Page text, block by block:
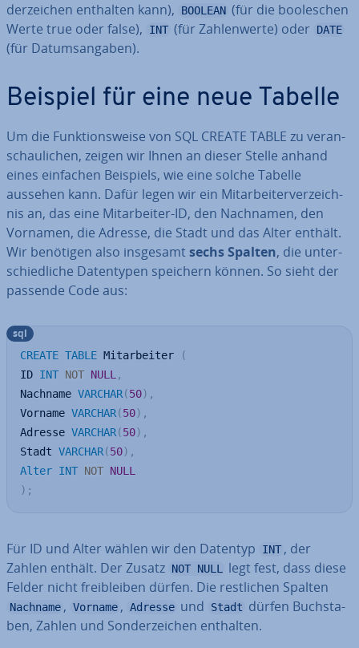
der­zei­chen enthalten kann),
BOOLEAN (für die boole­schen
Werte true oder false),
INT (für Zah­len­wer­te) oder DATE
(für Da­tums­an­ga­ben).
Beispiel für eine neue Tabelle
Um die Funk­ti­ons­wei­se von SQL CREATE TABLE zu ver­an­
schau­li­chen, zeigen wir Ihnen an dieser Stelle anhand
eines einfachen Beispiels, wie eine solche Tabelle
aussehen kann. Dafür legen wir ein Mit­ar­bei­ter­ver­zeich­
nis an, das eine Mit­ar­bei­ter-ID, den Nachnamen, den
Vornamen, die Adresse, die Stadt und das Alter enthält.
Wir benötigen also insgesamtsechs Spalten, die un­ter­
schied­li­che Da­ten­ty­pen speichern können. So sieht der
passende Code aus:
CREATE TABLE Mitarbeiter
(
ID INT NOT NULL ,
Nachname VARCHAR(50) ,
Vorname VARCHAR(50) ,
Adresse VARCHAR(50) ,
Stadt VARCHAR(50) ,
Alter INT NOT NULL
) ;
sql
Für ID und Alter wählen wir den Datentyp INT , der
Zahlen enthält. Der Zusatz NOT NULL
legt fest, dass diese
Felder nicht frei­blei­ben dürfen. Die rest­li­chen Spalten
Nachname , Vorname , Adresse und Stadt dürfen Buch­sta­
ben, Zahlen und Son­der­zei­chen enthalten.